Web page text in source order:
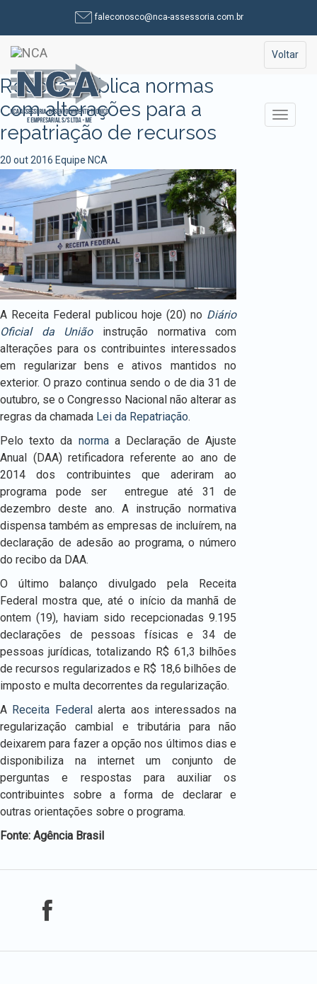
para
o
conteúdo
faleconosco@nca-assessoria.com.br
Toggle
Voltar
Receita publica normas
com alterações para a
repatriação de recursos
20 out 2016 Equipe NCA
A Receita Federal publicou hoje (20) no Diário
Oficial da Uniãoinstrução normativa com
alterações para os contribuintes interessados
em regularizar bens e ativos mantidos no
exterior. O prazo continua sendo o de dia 31 de
outubro, se o Congresso Nacional não alterar as
regras da chamada Lei da Repatriação.
Pelo texto da normaa Declaração de Ajuste
Anual (DAA) retificadora referente ao ano de
2014 dos contribuintes que aderiram ao
programa pode ser entregue até 31 de
dezembro deste ano. A instrução normativa
dispensa também as empresas de incluírem, na
declaração de adesão ao programa, o número
do recibo da DAA.
O último balanço divulgado pela Receita
Federal mostra que, até o início da manhã de
ontem (19), haviam sido recepcionadas 9.195
declarações de pessoas físicas e 34 de
pessoas jurídicas, totalizando R$ 61,3 bilhões
de recursos regularizados e R$ 18,6 bilhões de
imposto e multa decorrentes da regularização.
A Receita Federalalerta aos interessados na
regularização cambial e tributária para não
deixarem para fazer a opção nos últimos dias e
disponibiliza na internet um conjunto de
perguntas e respostas para auxiliar os
contribuintes sobre a forma de declarar e
outras orientações sobre o programa.
Fonte: Agência Brasil